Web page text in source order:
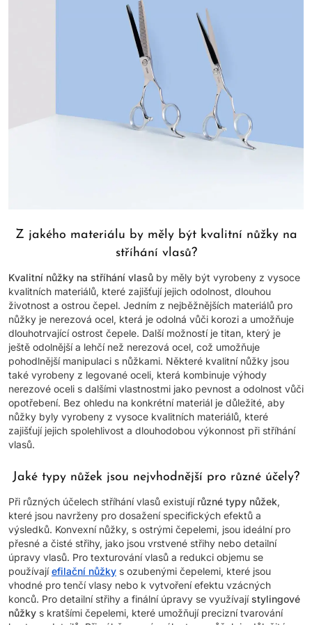
Z jakého materiálu by měly být kvalitní nůžky na
stříhání vlasů?
Kvalitní nůžky na stříhání vlasů by měly být vyrobeny z vysoce
kvalitních materiálů, které zajišťují jejich odolnost, dlouhou
životnost a ostrou čepel. Jedním z nejběžnějších materiálů pro
nůžky je nerezová ocel, která je odolná vůči korozi a umožňuje
dlouhotrvající ostrost čepele. Další možností je titan, který je
ještě odolnější a lehčí než nerezová ocel, což umožňuje
pohodlnější manipulaci s nůžkami. Některé kvalitní nůžky jsou
také vyrobeny z legované oceli, která kombinuje výhody
nerezové oceli s dalšími vlastnostmi jako pevnost a odolnost vůči
opotřebení. Bez ohledu na konkrétní materiál je důležité, aby
nůžky byly vyrobeny z vysoce kvalitních materiálů, které
zajišťují jejich spolehlivost a dlouhodobou výkonnost při stříhání
vlasů.
Jaké typy nůžek jsou nejvhodnější pro různé účely?
Při různých účelech stříhání vlasů existují různé typy nůžek,
které jsou navrženy pro dosažení specifických efektů a
výsledků. Konvexní nůžky, s ostrými čepelemi, jsou ideální pro
přesné a čisté střihy, jako jsou vrstvené střihy nebo detailní
úpravy vlasů. Pro texturování vlasů a redukci objemu se
používajíefilační nůžky s ozubenými čepelemi, které jsou
vhodné pro tenčí vlasy nebo k vytvoření efektu vzácných
konců. Pro detailní střihy a finální úpravy se využívajístylingové
nůžky s kratšími čepelemi, které umožňují precizní tvarování